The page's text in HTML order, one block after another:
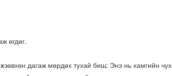
өгдөг.
зөвхөн дагаж мөрдөх тухай биш; Энэ нь хамгийн